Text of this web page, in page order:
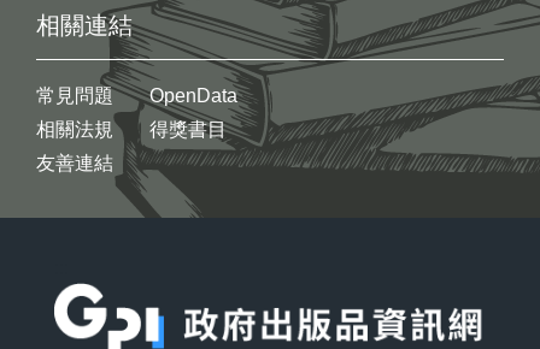
相關連結
常見問題
相關法規
友善連結
OpenData
得獎書目